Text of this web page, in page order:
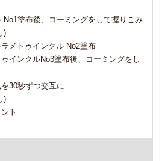
No1塗布後、コーミングをして握りこみ
)
ラメトゥインクル No2塗布
インクルNo3塗布後、コーミングをし
30秒ずつ交互に
)
ト